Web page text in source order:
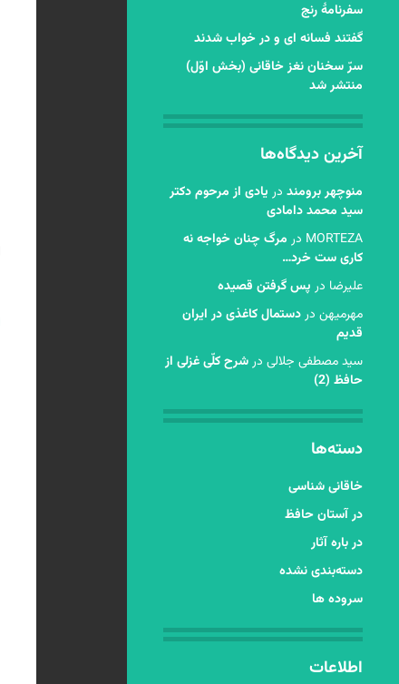
سفرنامۀ رنج
گفتند فسانه ای و در خواب شدند
سرّ سخنان نغز خاقانی (بخش اوّل)
منتشر شد
آخرین دیدگاه‌ها
منوچهر برومند در یادی از مرحوم دکتر
سید محمد دامادی
MORTEZA در مرگ چنان خواجه نه
کاری ست خرد…
عليرضا در پس گرفتن قصیده
مهرمیهن دردستمال کاغذی در ایران
قدیم
سید مصطفی جلالی درشرح کلّی غزلی از
حافظ (2)
دسته‌ها
خاقانی شناسی
در آستان حافظ
در باره آثار
دسته‌بندی نشده
سروده ها
اطلاعات